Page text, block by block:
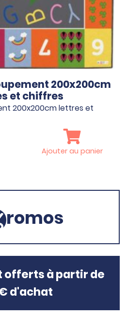
200x200cm
et chiffres
200x200cm lettres et
Ajouter au panier
romos
offerts à partir de
d'achat